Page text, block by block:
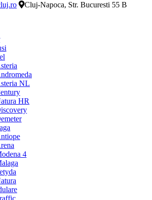
Cluj-Napoca, Str. Bucuresti 55 B
NL
HR
4